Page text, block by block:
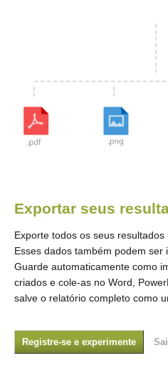
Exportar seus
Exporte todos os seus
Esses dados também podem ser
Guarde automaticamente como
criados e cole-as no Word,
salve o relatório completo como
Registre-se e experimente